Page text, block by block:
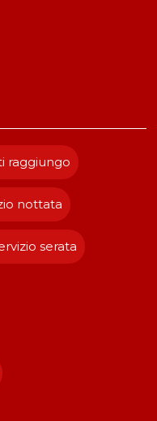
raggiungo
nottata
serata